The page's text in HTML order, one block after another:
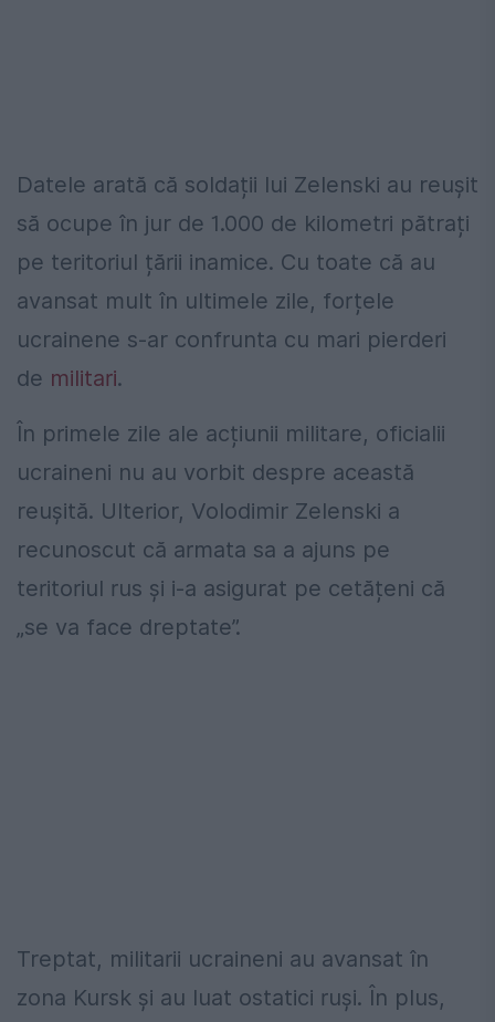
Datele arată că soldații lui Zelenski au reușit
să ocupe în jur de 1.000 de kilometri pătrați
pe teritoriul țării inamice. Cu toate că au
avansat mult în ultimele zile, forțele
ucrainene s-ar confrunta cu mari pierderi
de militari.
În primele zile ale acțiunii militare, oficialii
ucraineni nu au vorbit despre această
reușită. Ulterior, Volodimir Zelenski a
recunoscut că armata sa a ajuns pe
teritoriul rus și i-a asigurat pe cetățeni că
„se va face dreptate”.
Treptat, militarii ucraineni au avansat în
zona Kursk și au luat ostatici ruși. În plus,